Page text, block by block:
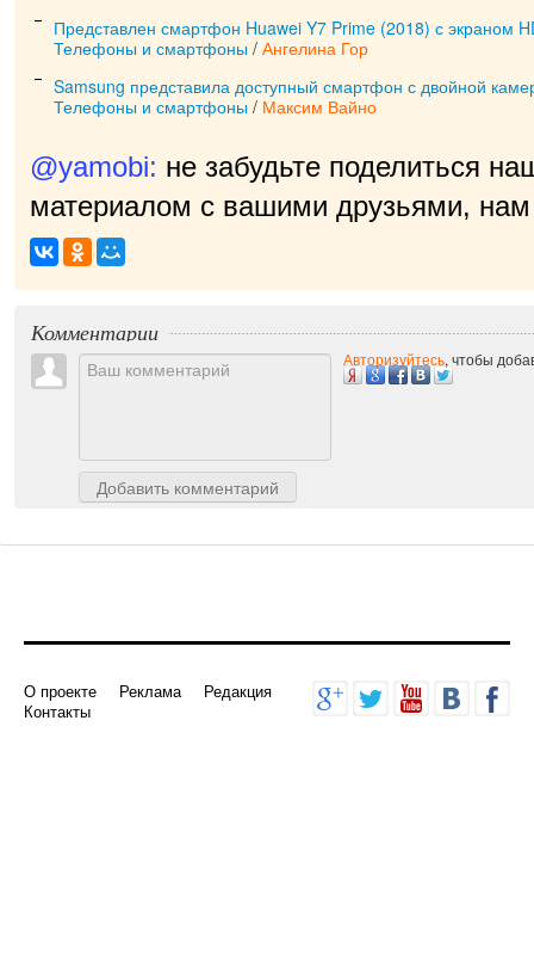
Представлен смартфон Huawei Y7 Prime (2018) с экраном
Телефоны и смартфоны / Ангелина Гор
Samsung представила доступный смартфон с двойной
Телефоны и смартфоны / Максим Вайно
@yamobi: не забудьте поделиться
материалом с вашими друзьями,
Комментарии
Добавить комментарий
Авторизуйтесь, чтобы
О проекте Реклама
Редакция
Контакты